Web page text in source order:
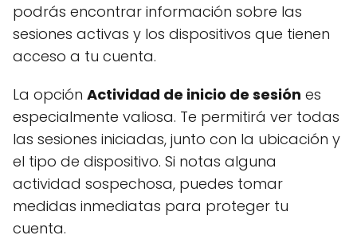
podrás encontrar información sobre las
sesiones activas y los dispositivos que tienen
acceso a tu cuenta.
La opción Actividad de inicio de sesión es
especialmente valiosa. Te permitirá ver todas
las sesiones iniciadas, junto con la ubicación y
el tipo de dispositivo. Si notas alguna
actividad sospechosa, puedes tomar
medidas inmediatas para proteger tu
cuenta.